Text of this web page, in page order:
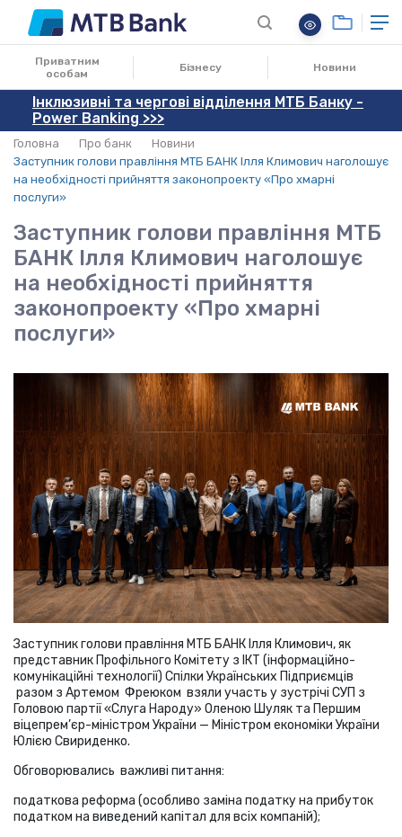
Приватним
особам
Бізнесу Новини
Інклюзивні та чергові відділення МТБ Банку -
Power Banking >>>
Головна Про банк
Новини
Заступник голови правління МТБ БАНК Ілля Климович наголошує
на необхідності прийняття законопроекту «Про хмарні
послуги»
Заступник голови правління МТБ
БАНК Ілля Климович наголошує
на необхідності прийняття
законопроекту «Про хмарні
послуги»
17.02.2022
Заступник голови правління МТБ БАНК Ілля Климович, як
представник Профільного Комітету з ІКТ (інформаційно-
комунікаційні технології) Спілки Українських Підприємців
разом з Артемом Фреюком взяли участь у зустрічі СУП з
Головою партії «Слуга Народу» Оленою Шуляк та Першим
віцепрем’єр-міністром України — Міністром економіки України
Юлією Свириденко.
Обговорювались важливі питання:
податкова реформа (особливо заміна податку на прибуток
податком на виведений капітал для всіх компаній);